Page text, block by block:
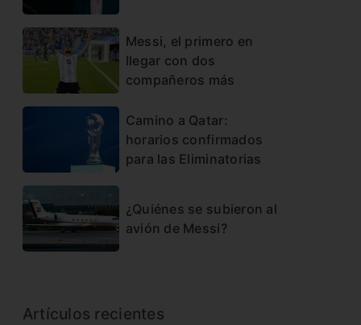
Messi, el primero en
llegar con dos
compañeros más
Camino a Qatar:
horarios confirmados
para las Eliminatorias
¿Quiénes se subieron al
avión de Messi?
Artículos recientes